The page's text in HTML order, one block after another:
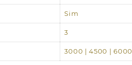
Sim
3
3000 | 4500 | 6000